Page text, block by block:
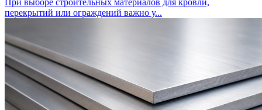
При выборе строительных материалов для кровли,
перекрытий или ограждений важно у...